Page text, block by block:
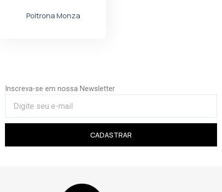
Poltrona Monza
Inscreva-se em nossa Newsletter
CADASTRAR